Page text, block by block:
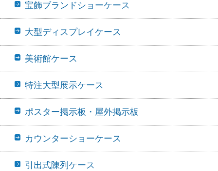
宝飾ブランドショーケース
大型ディスプレイケース
美術館ケース
特注大型展示ケース
ポスター掲示板・屋外掲示板
カウンターショーケース
引出式陳列ケース